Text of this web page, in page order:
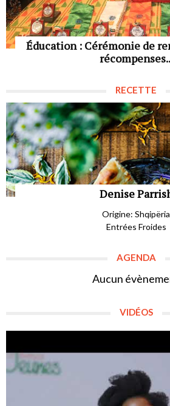
Éducation : Cérémonie de
RECETTE
Denise
Origine: Shqipëria
Entrées Froides
AGENDA
Aucun
VIDÉOS